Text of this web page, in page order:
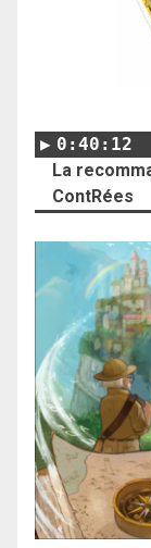
0:40:12
La
ContRées